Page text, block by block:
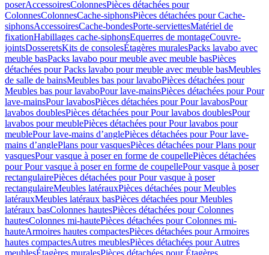
poserAccessoiresColonnesPièces détachées pour
ColonnesColonnesCache-siphonsPièces détachées pour Cache-
siphonsAccessoiresCache-bondesPorte-serviettesMatériel de
fixationHabillages cache-siphonsEquerres de montageCouvre-
jointsDosseretsKits de consolesÉtagères muralesPacks lavabo avec
meuble basPacks lavabo pour meuble avec meuble basPièces
détachées pour Packs lavabo pour meuble avec meuble basMeubles
de salle de bainsMeubles bas pour lavaboPièces détachées pour
Meubles bas pour lavaboPour lave-mainsPièces détachées pour Pour
lave-mainsPour lavabosPièces détachées pour Pour lavabosPour
lavabos doublesPièces détachées pour Pour lavabos doublesPour
lavabos pour meublePièces détachées pour Pour lavabos pour
meublePour lave-mains d’anglePièces détachées pour Pour lave-
mains d’anglePlans pour vasquesPièces détachées pour Plans pour
vasquesPour vasque à poser en forme de coupellePièces détachées
pour Pour vasque à poser en forme de coupellePour vasque à poser
rectangulairePièces détachées pour Pour vasque à poser
rectangulaireMeubles latérauxPièces détachées pour Meubles
latérauxMeubles latéraux basPièces détachées pour Meubles
latéraux basColonnes hautesPièces détachées pour Colonnes
hautesColonnes mi-hautePièces détachées pour Colonnes mi-
hauteArmoires hautes compactesPièces détachées pour Armoires
hautes compactesAutres meublesPièces détachées pour Autres
meublesÉtagères muralesPièces détachées pour Étagères